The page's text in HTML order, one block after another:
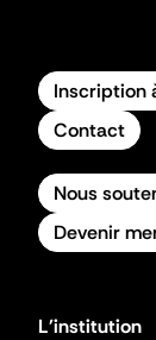
Inscription
Contact
Nous
Devenir
L'institution